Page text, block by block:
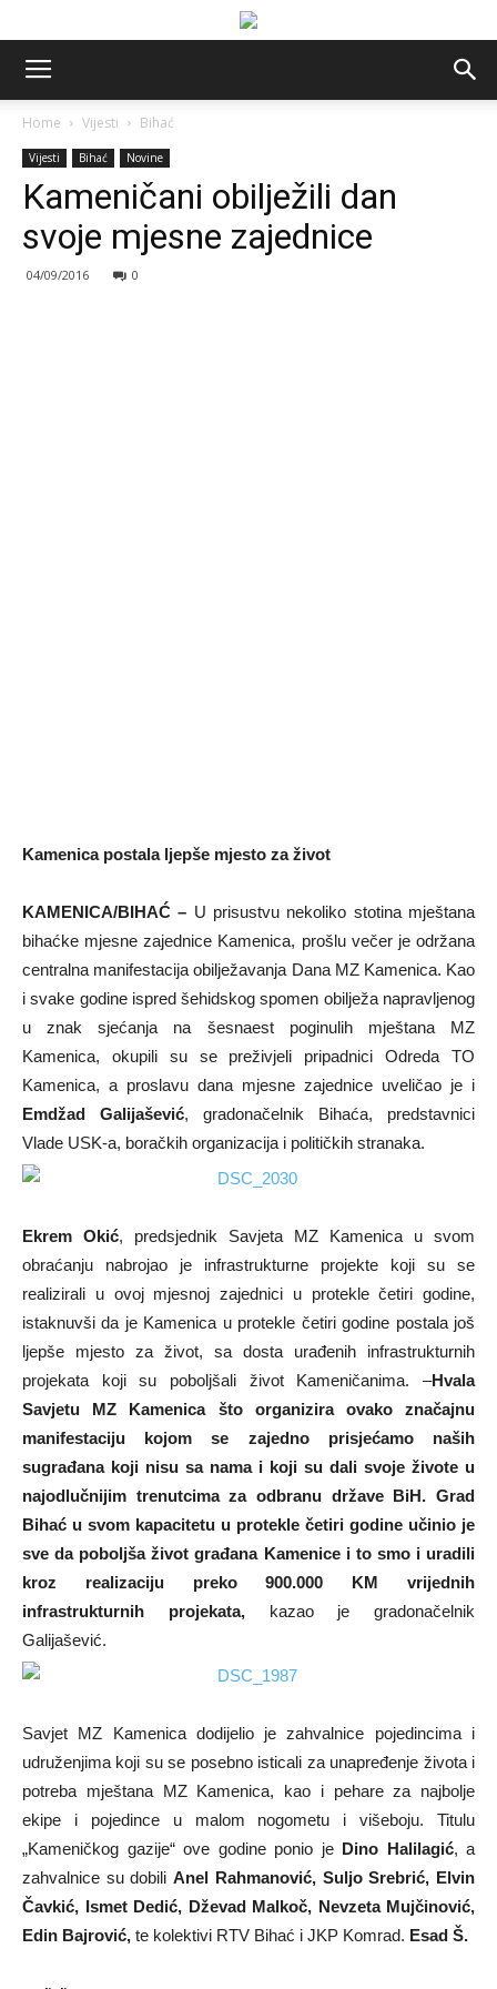
Home Vijesti Bihać
Vijesti Bihać Novine
Kameničani obilježili dan
svoje mjesne zajednice
04/09/2016 0
Kamenica postala ljepše mjesto za život
KAMENICA/BIHAĆ – U prisustvu nekoliko stotina mještana
bihaćke mjesne zajednice Kamenica, prošlu večer je održana
centralna manifestacija obilježavanja Dana MZ Kamenica. Kao
i svake godine ispred šehidskog spomen obilježa napravljenog
u znak sjećanja na šesnaest poginulih mještana MZ
Kamenica, okupili su se preživjeli pripadnici Odreda TO
Kamenica, a proslavu dana mjesne zajednice uveličao je i
Emdžad Galijašević, gradonačelnik Bihaća, predstavnici
Vlade USK-a, boračkih organizacija i političkih stranaka.
Ekrem Okić, predsjednik Savjeta MZ Kamenica u svom
obraćanju nabrojao je infrastrukturne projekte koji su se
realizirali u ovoj mjesnoj zajednici u protekle četiri godine,
istaknuvši da je Kamenica u protekle četiri godine postala još
ljepše mjesto za život, sa dosta urađenih infrastrukturnih
projekata koji su poboljšali život Kameničanima. –Hvala
Savjetu MZ Kamenica što organizira ovako značajnu
manifestaciju kojom se zajedno prisjećamo naših
sugrađana koji nisu sa nama i koji su dali svoje živote u
najodlučnijim trenutcima za odbranu države BiH. Grad
Bihać u svom kapacitetu u protekle četiri godine učinio je
sve da poboljša život građana Kamenice i to smo i uradili
kroz realizaciju preko 900.000 KM vrijednih
infrastrukturnih projekata, kazao je gradonačelnik
Galijašević.
Savjet MZ Kamenica dodijelio je zahvalnice pojedincima i
udruženjima koji su se posebno isticali za unapređenje života i
potreba mještana MZ Kamenica, kao i pehare za najbolje
ekipe i pojedince u malom nogometu i višeboju. Titulu
„Kameničkog gazije“ ove godine ponio je Dino Halilagić, a
zahvalnice su dobiliAnel Rahmanović, Suljo Srebrić, Elvin
Čavkić, Ismet Dedić, Dževad Malkoč, Nevzeta Mujčinović,
Edin Bajrović, te kolektivi RTV Bihać i JKP Komrad. Esad Š.